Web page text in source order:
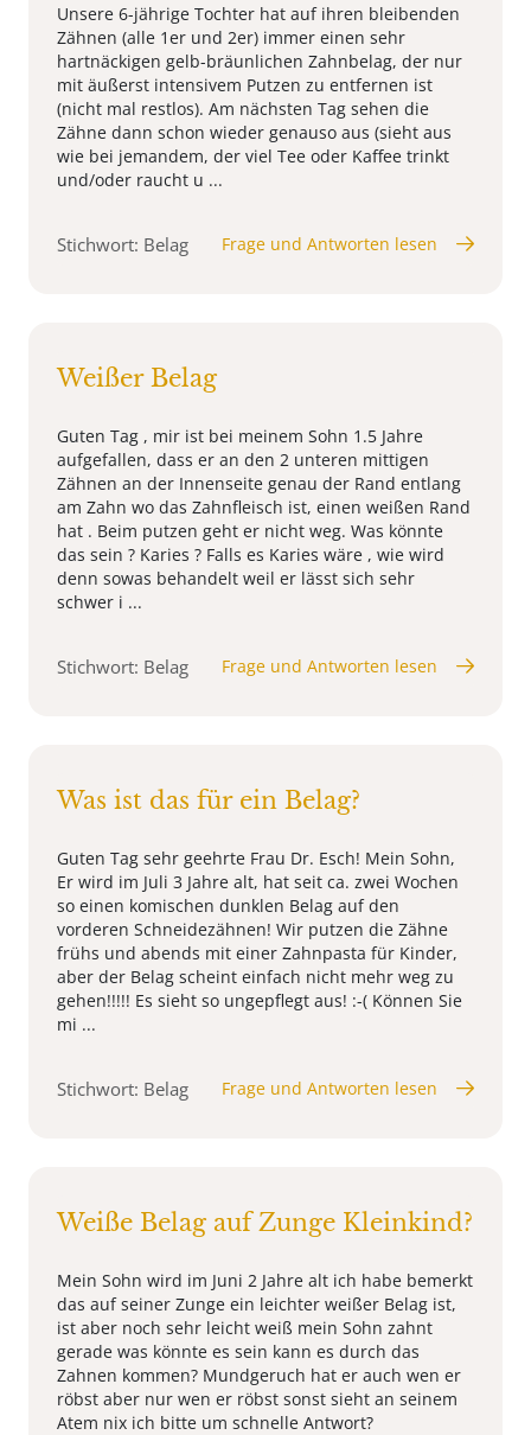
Unsere 6-jährige Tochter hat auf ihren bleibenden
Zähnen (alle 1er und 2er) immer einen sehr
hartnäckigen gelb-bräunlichen Zahnbelag, der nur
mit äußerst intensivem Putzen zu entfernen ist
(nicht mal restlos). Am nächsten Tag sehen die
Zähne dann schon wieder genauso aus (sieht aus
wie bei jemandem, der viel Tee oder Kaffee trinkt
und/oder raucht u ...
Stichwort: Belag Frage und Antworten lesen
Weißer Belag
Guten Tag , mir ist bei meinem Sohn 1.5 Jahre
aufgefallen, dass er an den 2 unteren mittigen
Zähnen an der Innenseite genau der Rand entlang
am Zahn wo das Zahnfleisch ist, einen weißen Rand
hat . Beim putzen geht er nicht weg. Was könnte
das sein ? Karies ? Falls es Karies wäre , wie wird
denn sowas behandelt weil er lässt sich sehr
schwer i ...
Stichwort: Belag Frage und Antworten lesen
Was ist das für ein Belag?
Guten Tag sehr geehrte Frau Dr. Esch! Mein Sohn,
Er wird im Juli 3 Jahre alt, hat seit ca. zwei Wochen
so einen komischen dunklen Belag auf den
vorderen Schneidezähnen! Wir putzen die Zähne
frühs und abends mit einer Zahnpasta für Kinder,
aber der Belag scheint einfach nicht mehr weg zu
gehen!!!!! Es sieht so ungepflegt aus! :-( Können Sie
mi ...
Stichwort: Belag Frage und Antworten lesen
Weiße Belag auf Zunge Kleinkind?
Mein Sohn wird im Juni 2 Jahre alt ich habe bemerkt
das auf seiner Zunge ein leichter weißer Belag ist,
ist aber noch sehr leicht weiß mein Sohn zahnt
gerade was könnte es sein kann es durch das
Zahnen kommen? Mundgeruch hat er auch wen er
röbst aber nur wen er röbst sonst sieht an seinem
Atem nix ich bitte um schnelle Antwort?